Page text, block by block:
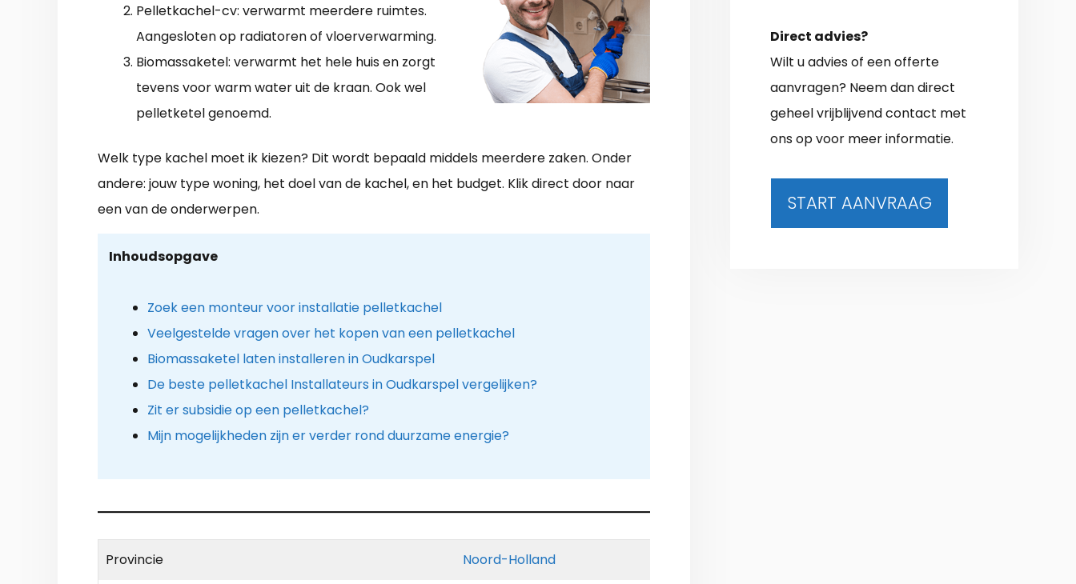
Pelletkachel-cv: verwarmt meerdere ruimtes.
Aangesloten op radiatoren of vloerverwarming.
Biomassaketel: verwarmt het hele huis en zorgt
tevens voor warm water uit de kraan. Ook wel
pelletketel genoemd.
Welk type kachel moet ik kiezen? Dit wordt bepaald middels meerdere zaken. Onder
andere: jouw type woning, het doel van de kachel, en het budget. Klik direct door naar
een van de onderwerpen.
Inhoudsopgave
Zoek een monteur voor installatie pelletkachel
Veelgestelde vragen over het kopen van een pelletkachel
Biomassaketel laten installeren in Oudkarspel
De beste pelletkachel Installateurs in Oudkarspel vergelijken?
Zit er subsidie op een pelletkachel?
Mijn mogelijkheden zijn er verder rond duurzame energie?
Provincie Noord-Holland
Direct advies?
Wilt u advies of een offerte
aanvragen? Neem dan direct
geheel vrijblijvend contact met
ons op voor meer informatie.
START AANVRAAG